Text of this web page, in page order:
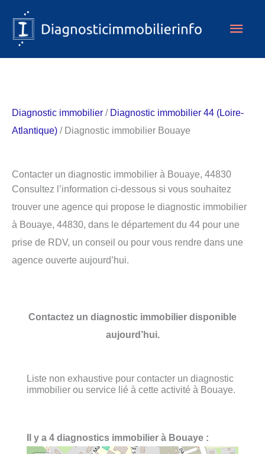
contenu
Diagnostic immobilier / Diagnostic immobilier 44 (Loire-
Atlantique) / Diagnostic immobilier Bouaye
Contacter un diagnostic immobilier à Bouaye, 44830
Consultez l’information ci-dessous si vous souhaitez
trouver une agence qui propose le diagnostic immobilier
à Bouaye, 44830, dans le département du 44 pour une
prise de RDV, un conseil ou pour vous rendre dans une
agence ouverte aujourd’hui.
Contactez un diagnostic immobilier disponible
aujourd’hui.
Liste non exhaustive pour contacter un diagnostic
immobilier ou service lié à cette activité à Bouaye.
Il y a 4 diagnostics immobilier à Bouaye :